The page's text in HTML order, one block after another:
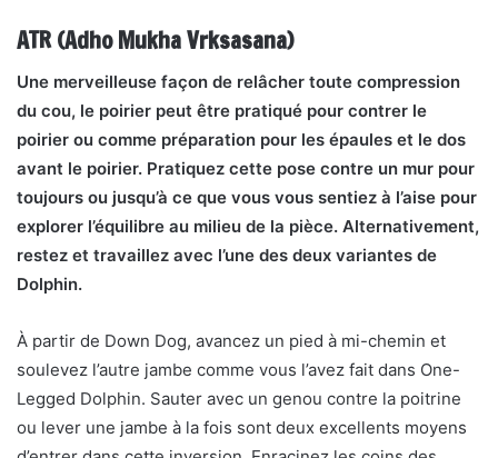
ATR (Adho Mukha Vrksasana)
Une merveilleuse façon de relâcher toute compression
du cou, le poirier peut être pratiqué pour contrer le
poirier ou comme préparation pour les épaules et le dos
avant le poirier. Pratiquez cette pose contre un mur pour
toujours ou jusqu’à ce que vous vous sentiez à l’aise pour
explorer l’équilibre au milieu de la pièce. Alternativement,
restez et travaillez avec l’une des deux variantes de
Dolphin.
À partir de Down Dog, avancez un pied à mi-chemin et
soulevez l’autre jambe comme vous l’avez fait dans One-
Legged Dolphin. Sauter avec un genou contre la poitrine
ou lever une jambe à la fois sont deux excellents moyens